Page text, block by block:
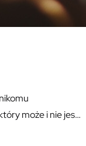
może i nie jest